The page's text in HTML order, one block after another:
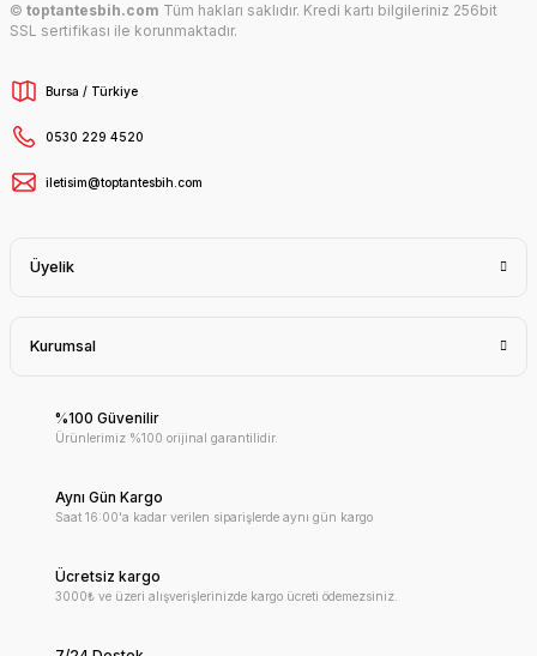
© toptantesbih.com Tüm hakları saklıdır. Kredi kartı bilgileriniz 256bit
SSL sertifikası ile korunmaktadır.
Bursa / Türkiye
0530 229 4520
iletisim@toptantesbih.com
Üyelik
Kurumsal
%100 Güvenilir
Ürünlerimiz %100 orijinal garantilidir.
Aynı Gün Kargo
Saat 16:00'a kadar verilen siparişlerde aynı gün kargo
Ücretsiz kargo
3000₺ ve üzeri alışverişlerinizde kargo ücreti ödemezsiniz.